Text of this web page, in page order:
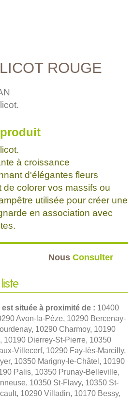
ROUGE
à croissance
d'élégantes fleurs
de colorer vos massifs ou
utilisée pour créer une
en association avec
Nous Consulter
située à proximité de : 10400
Avon-la-Pèze, 10290 Bercenay-
10290 Charmoy, 10190
10190 Dierrey-St-Pierre, 10350
Villecerf, 10290 Fay-lès-Marcilly,
10350 Marigny-le-Châtel, 10190
Palis, 10350 Prunay-Belleville,
10350 St-Flavy, 10350 St-
10290 Villadin, 10170 Bessy,